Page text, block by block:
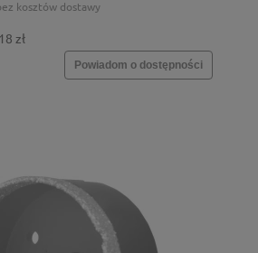
kosztów dostawy
zł
Powiadom o dostępności